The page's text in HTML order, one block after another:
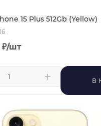
15 Plus 512Gb (Yellow)
₽/шт
В